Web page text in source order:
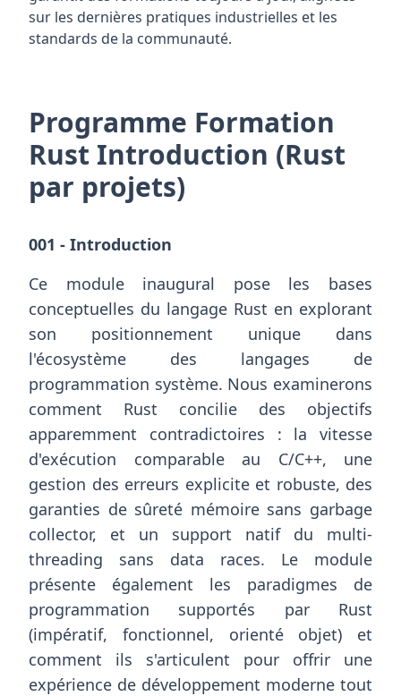
sur les dernières pratiques industrielles et les
standards de la communauté.
Programme Formation
Rust Introduction (Rust
par projets)
001 - Introduction
Ce module inaugural pose les bases
conceptuelles du langage Rust en explorant
son positionnement unique dans
l'écosystème des langages de
programmation système. Nous examinerons
comment Rust concilie des objectifs
apparemment contradictoires : la vitesse
d'exécution comparable au C/C++, une
gestion des erreurs explicite et robuste, des
garanties de sûreté mémoire sans garbage
collector, et un support natif du multi-
threading sans data races. Le module
présente également les paradigmes de
programmation supportés par Rust
(impératif, fonctionnel, orienté objet) et
comment ils s'articulent pour offrir une
expérience de développement moderne tout